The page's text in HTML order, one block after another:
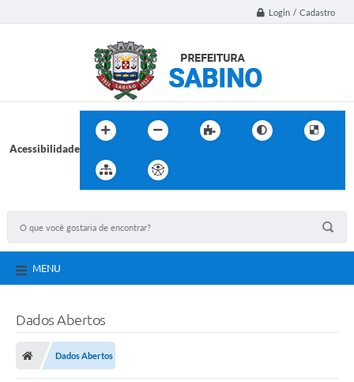
Login / Cadastro
Acessibilidade
MENU
Dados Abertos
Dados Abertos